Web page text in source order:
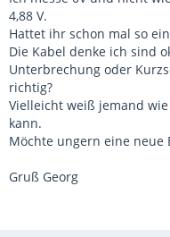
4,88 V.
Hattet ihr schon mal so
Die Kabel denke ich sind
Unterbrechung oder
richtig?
Vielleicht weiß jemand
kann.
Möchte ungern eine neue
Gruß Georg